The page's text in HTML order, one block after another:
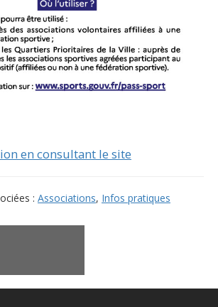
en consultant le site
: Associations, Infos pratiques